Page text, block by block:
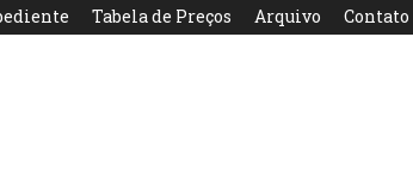
Tabela de Preços Arquivo Contato